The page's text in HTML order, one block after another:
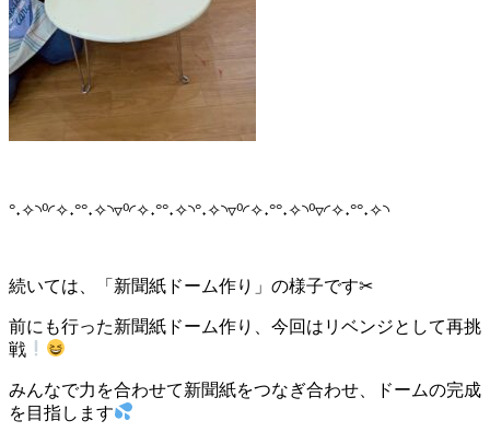
°˖✧◝⁰◜✧˖°°˖✧◝▿⁰◜✧˖°°˖✧◝°˖✧◝▿⁰◜✧˖°°˖✧◝⁰▿◜✧˖°°˖✧◝
続いては、「新聞紙ドーム作り」の様子です✂
前にも行った新聞紙ドーム作り、今回はリベンジとして再挑
戦
みんなで力を合わせて新聞紙をつなぎ合わせ、ドームの完成
を目指します